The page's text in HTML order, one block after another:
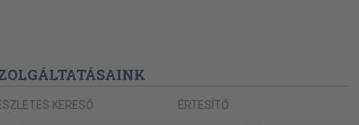
106
KERESŐ ÉRTESÍTŐ